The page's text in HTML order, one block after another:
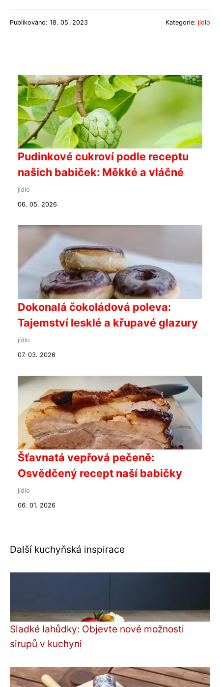
Publikováno: 18. 05. 2023 Kategorie: jídlo
Pudinkové cukroví podle receptu
našich babiček: Měkké a vláčné
jídlo
06. 05. 2026
Dokonalá čokoládová poleva:
Tajemství lesklé a křupavé glazury
jídlo
07. 03. 2026
Šťavnatá vepřová pečeně:
Osvědčený recept naší babičky
jídlo
06. 01. 2026
Další kuchyňská inspirace
Sladké lahůdky: Objevte nové možnosti
sirupů v kuchyni